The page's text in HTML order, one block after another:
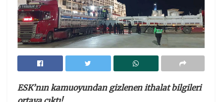
ESK’nın kamuoyundan gizlenen ithalat bilgileri